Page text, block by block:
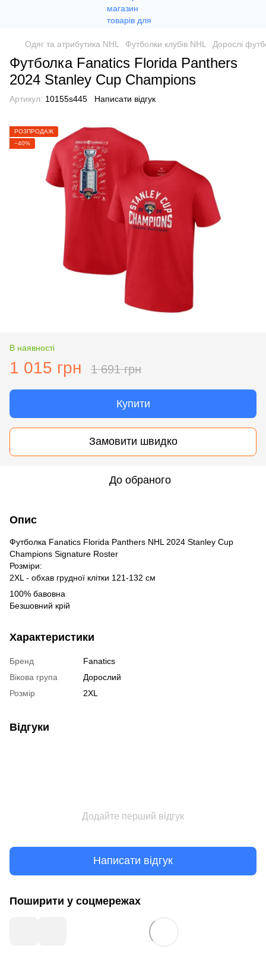
Одяг та атрибутика NHL Футболки клубів NHL Дорослі
Футболка Fanatics Florida Panthers
2024 Stanley Cup Champions
Артикул: 10155s445 Написати відгук
РОЗПРОДАЖ
−40%
В наявності
1 015 грн 1 691 грн
Купити
Замовити швидко
До обраного
Опис
Футболка Fanatics Florida Panthers NHL 2024 Stanley Cup
Champions Signature Roster
Розміри:
2XL - обхав грудної клітки 121-132 см
100% бавовна
Безшовний крій
Характеристики
Бренд
Fanatics
Вікова група
Дорослий
Розмір
2XL
Відгуки
Додайте перший відгук
Написати відгук
Поширити у соцмережах